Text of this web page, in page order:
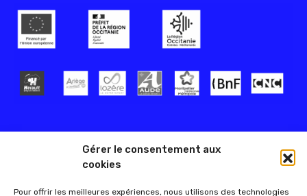
Gérer le consentement aux
cookies
Pour offrir les meilleures expériences, nous utilisons des technologies